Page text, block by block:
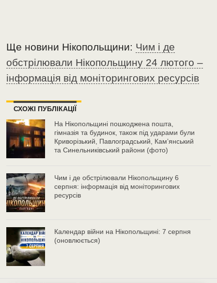
Ще новини Нікопольщини: Чим і де
обстрілювали Нікопольщину 24 лютого –
інформація від моніторингових ресурсів
СХОЖІ ПУБЛІКАЦІЇ
На Нікопольщині пошкоджена пошта,
гімназія та будинок, також під ударами були
Криворізький, Павлоградський, Камʼянський
та Синельниківський райони (фото)
Чим і де обстрілювали Нікопольщину 6
серпня: інформація від моніторингових
ресурсів
Календар війни на Нікопольщині: 7 серпня
(оновлюється)